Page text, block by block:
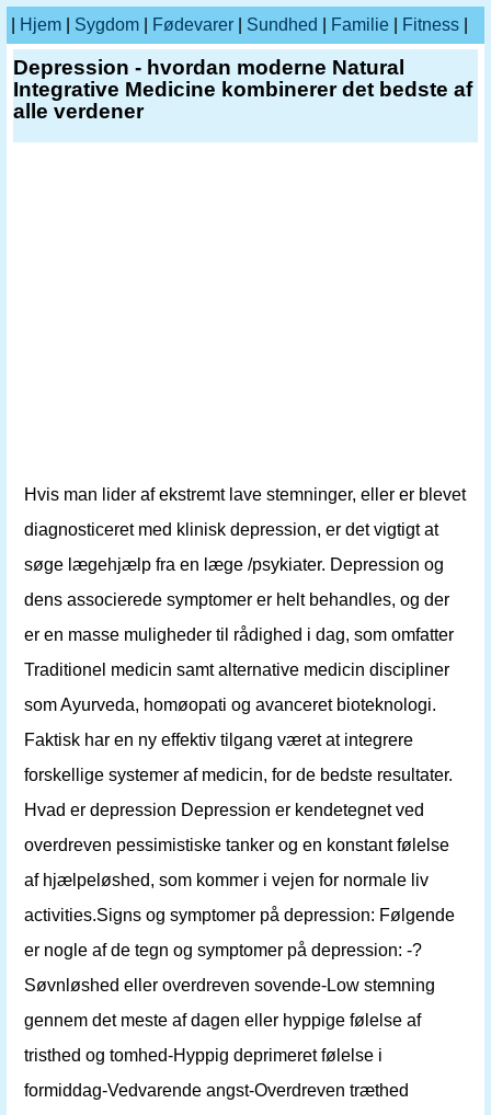
Hjem Sygdom Fødevarer Sundhed Familie Fitness
Depression - hvordan moderne Natural
Integrative Medicine kombinerer det bedste af
alle verdener
Hvis man lider af ekstremt lave stemninger, eller er blevet
diagnosticeret med klinisk depression, er det vigtigt at
søge lægehjælp fra en læge /psykiater. Depression og
dens associerede symptomer er helt behandles, og der
er en masse muligheder til rådighed i dag, som omfatter
Traditionel medicin samt alternative medicin discipliner
som Ayurveda, homøopati og avanceret bioteknologi.
Faktisk har en ny effektiv tilgang været at integrere
forskellige systemer af medicin, for de bedste resultater.
Hvad er depression Depression er kendetegnet ved
overdreven pessimistiske tanker og en konstant følelse
af hjælpeløshed, som kommer i vejen for normale liv
activities.Signs og symptomer på depression: Følgende
er nogle af de tegn og symptomer på depression: -?
Søvnløshed eller overdreven sovende-Low stemning
gennem det meste af dagen eller hyppige følelse af
tristhed og tomhed-Hyppig deprimeret følelse i
formiddag-Vedvarende angst-Overdreven træthed